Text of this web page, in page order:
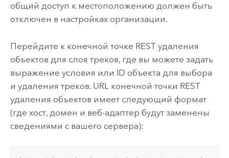
общий доступ к местоположению должен быть
отключен в настройках организации.
Перейдите к конечной точке REST удаления
объектов для слоя треков, где вы можете задать
выражение условия или ID объекта для выбора
и удаления треков. URL конечной точки REST
удаления объектов имеет следующий формат
(где хост, домен и веб-адаптер будут заменены
сведениями с вашего сервера):